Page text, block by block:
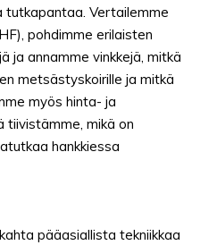
Vertailemme
pohdimme erilaisten
ja annamme vinkkejä, mitkä
metsästyskoirille ja mitkä
myös hinta- ja
tiivistämme, mikä on
hankkiessa
pääasiallista tekniikkaa